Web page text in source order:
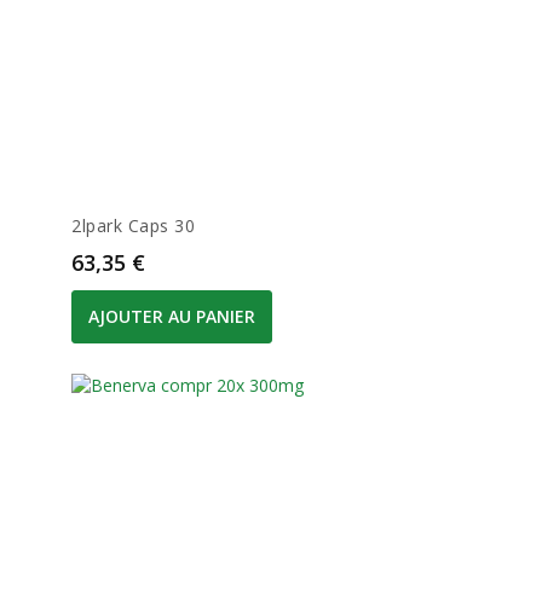
2lpark Caps 30
Prix
63,35 €
AJOUTER AU PANIER